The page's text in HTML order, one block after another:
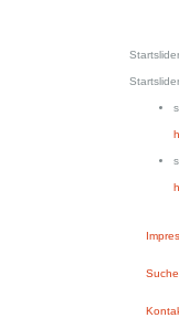
Startslider
Startslider
Suche